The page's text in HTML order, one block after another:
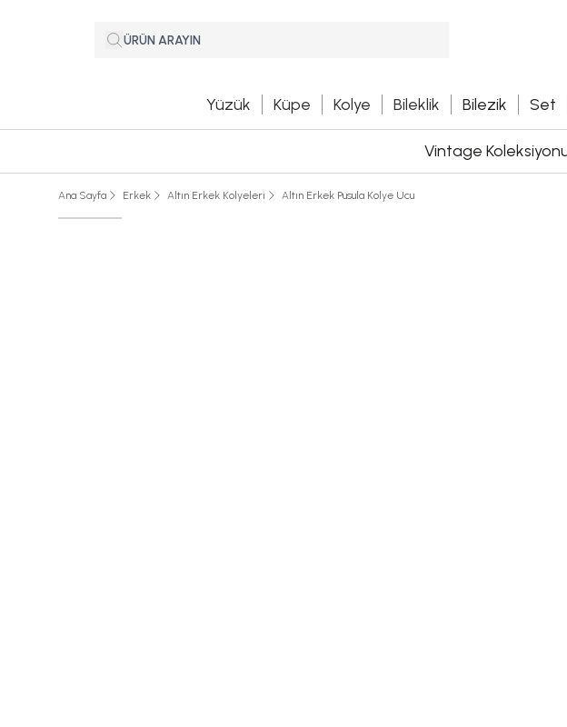
Yüzük Küpe Kolye Bileklik Bilezik Set
Vintage
Ana Sayfa Erkek Altın Erkek Kolyeleri Altın Erkek Pusula Kolye Ucu